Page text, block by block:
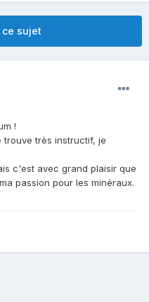
ce sujet
!
trouve très instructif, je
c'est avec grand plaisir que
passion pour les minéraux.